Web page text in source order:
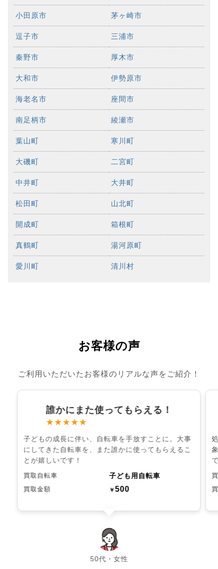
小田原市 茅ヶ崎市
逗子市 三浦市
秦野市 厚木市
大和市 伊勢原市
海老名市 座間市
南足柄市 綾瀬市
葉山町 寒川町
大磯町 二宮町
中井町 大井町
松田町 山北町
開成町 箱根町
真鶴町 湯河原町
愛川町 清川村
お客様の声
ご利用いただいたお客様のリアルな声をご紹介！
誰かにまた使ってもらえる！
★★★★★
子どもの成長に伴い、自転車を手放すことに。大事
にしてきた自転車を、また誰かに使ってもらえるこ
とが嬉しいです！
買取自転車 子ども用自転車
買取金額 ￥500
50代・女性
chevron_left chevron_right